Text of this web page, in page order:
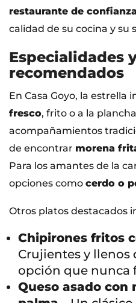
restaurante de
calidad de su cocina y su
Especialidades
recomendados
En Casa Goyo, la estrella
fresco, frito o a la
acompañamientos
de encontrar morena
Para los amantes de la
opciones como cerdo o
Otros platos destacados
Chipirones fritos
Crujientes y llenos
opción que nunca
Queso asado con